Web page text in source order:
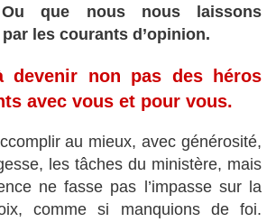
Ou que nous nous laissons
les courants d’opinion.
devenir non pas des héros
avec vous et pour vous.
au mieux, avec générosité,
les tâches du ministère, mais
ne fasse pas l’impasse sur la
comme si manquions de foi.